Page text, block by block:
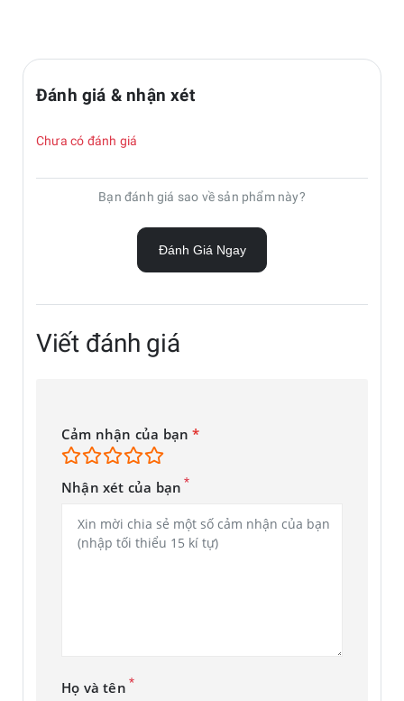
Đánh giá & nhận xét
Chưa có đánh giá
Bạn đánh giá sao về sản phẩm này?
Đánh Giá Ngay
Viết đánh giá
Cảm nhận của bạn*
Nhận xét của bạn *
Họ và tên *